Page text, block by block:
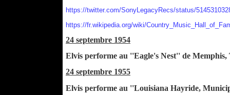
https://twitter.com/SonyLegacyRecs/status/
https://fr.wikipedia.org/wiki/
24 septembre 1954
Elvis performe au ''Eagle's Nest'' de Memphis,
24 septembre 1955
Elvis performe au ''Louisiana Hayride,